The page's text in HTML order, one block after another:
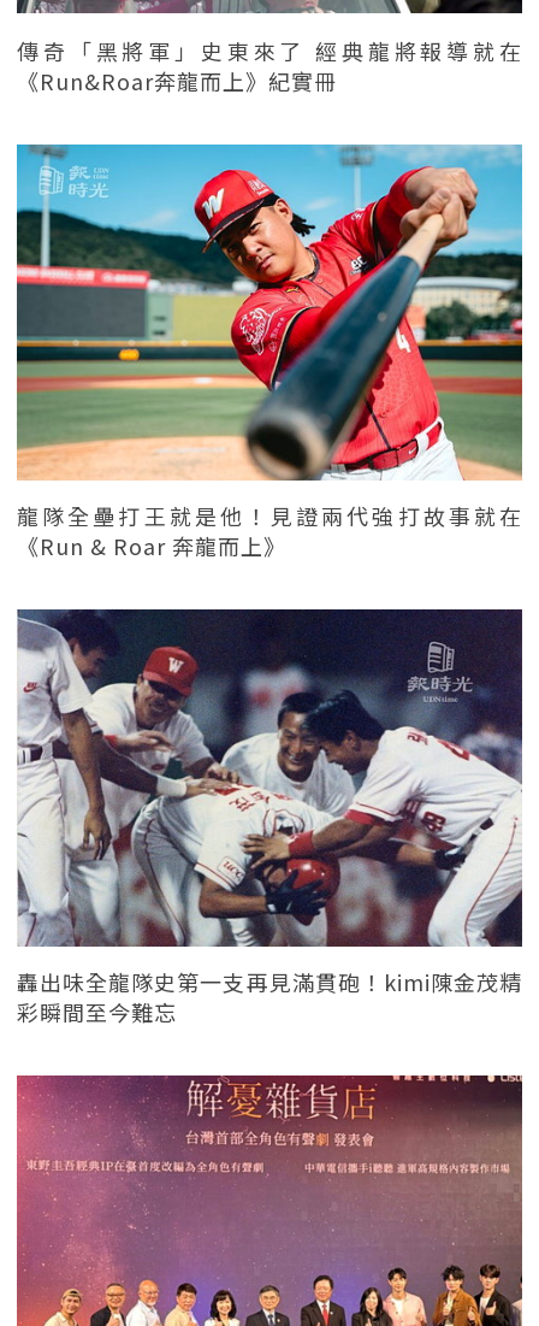
傳奇「黑將軍」史東來了 經典龍將報導就在
《Run&Roar奔龍而上》紀實冊
龍隊全壘打王就是他！見證兩代強打故事就在
《Run & Roar 奔龍而上》
轟出味全龍隊史第一支再見滿貫砲！kimi陳金茂精
彩瞬間至今難忘